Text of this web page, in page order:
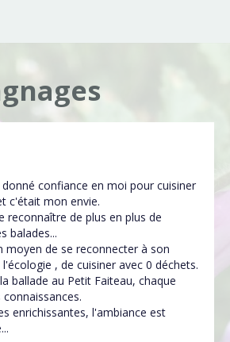
confiance en moi pour cuisiner
c'était mon envie.
reconnaître de plus en plus de
balades...
moyen de se reconnecter à son
, de cuisiner avec 0 déchets.
ballade au Petit Faiteau, chaque
enrichissantes, l'ambiance est